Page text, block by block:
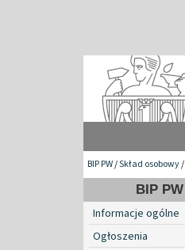
BIP PW/Skład osobowy/
BIP PW
Informacje ogólne
Ogłoszenia